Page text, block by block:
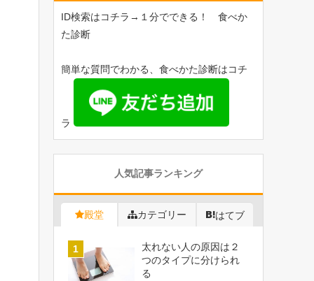
ID検索はコチラ→１分でできる！ 食べか
た診断
簡単な質問でわかる、食べかた診断はコチ
ラ
人気記事ランキング
殿堂 カテゴリー はてブ
太れない人の原因は２
つのタイプに分けられ
る